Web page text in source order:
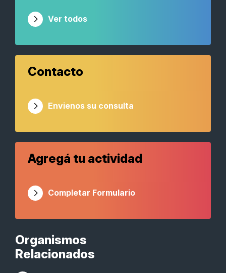
Organismos
Relacionados
Ver todos
Contacto
Envienos su consulta
Agregá tu actividad
Completar Formulario